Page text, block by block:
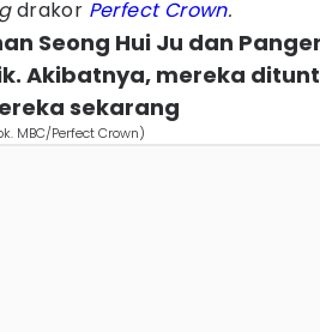
drakor Perfect Crown.
Seong Hui Ju dan
Akibatnya, mereka
sekarang
MBC/Perfect Crown)